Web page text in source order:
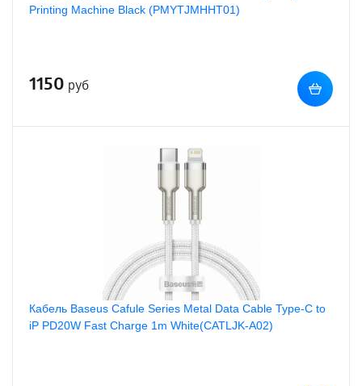
Printing Machine Black (PMYTJMHHT01)
1150 руб
Кабель Baseus Cafule Series Metal Data Cable Type-C to
iP PD20W Fast Charge 1m White(CATLJK-A02)